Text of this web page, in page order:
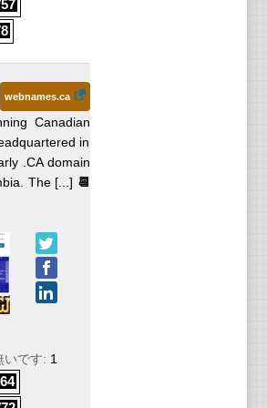
webnames.ca
Canadian
in
.CA domain
The [...] 📆
いです: 1